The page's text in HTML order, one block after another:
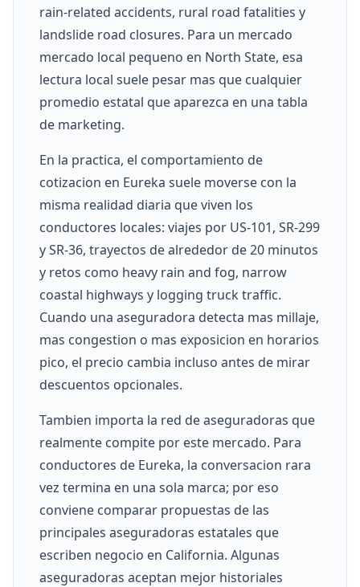
rain-related accidents, rural road fatalities y
landslide road closures. Para un mercado
mercado local pequeno en North State, esa
lectura local suele pesar mas que cualquier
promedio estatal que aparezca en una tabla
de marketing.
En la practica, el comportamiento de
cotizacion en Eureka suele moverse con la
misma realidad diaria que viven los
conductores locales: viajes por US-101, SR-299
y SR-36, trayectos de alrededor de 20 minutos
y retos como heavy rain and fog, narrow
coastal highways y logging truck traffic.
Cuando una aseguradora detecta mas millaje,
mas congestion o mas exposicion en horarios
pico, el precio cambia incluso antes de mirar
descuentos opcionales.
Tambien importa la red de aseguradoras que
realmente compite por este mercado. Para
conductores de Eureka, la conversacion rara
vez termina en una sola marca; por eso
conviene comparar propuestas de las
principales aseguradoras estatales que
escriben negocio en California. Algunas
aseguradoras aceptan mejor historiales